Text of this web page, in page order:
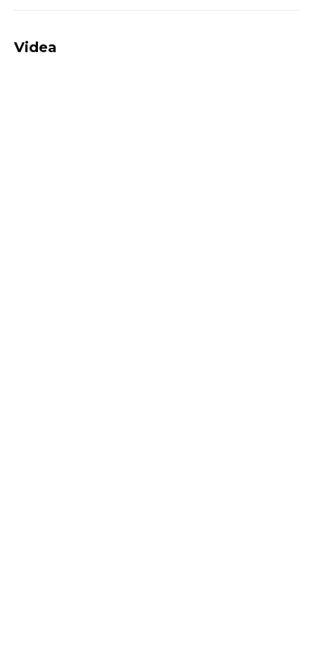
Videa